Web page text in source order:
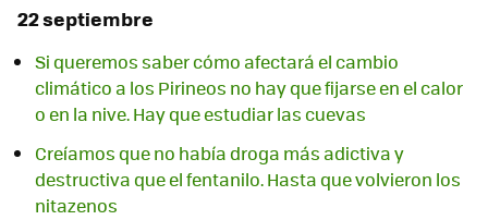
22 septiembre
Si queremos saber cómo afectará el cambio
climático a los Pirineos no hay que fijarse en el calor
o en la nive. Hay que estudiar las cuevas
Creíamos que no había droga más adictiva y
destructiva que el fentanilo. Hasta que volvieron los
nitazenos